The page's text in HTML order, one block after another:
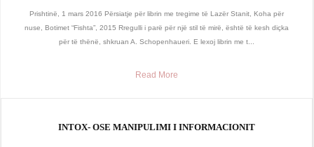
Prishtinë, 1 mars 2016 Përsiatje për librin me tregime të Lazër Stanit, Koha për
nuse, Botimet “Fishta”, 2015 Rregulli i parë për një stil të mirë, është të kesh diçka
për të thënë, shkruan A. Schopenhaueri. E lexoj librin me t...
Read More
INTOX- OSE MANIPULIMI I INFORMACIONIT